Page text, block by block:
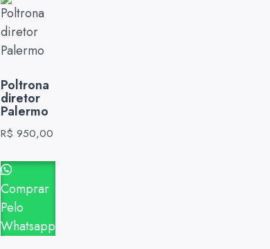
Poltrona
diretor
Palermo
R$ 950,00
Comprar
Pelo
Whatsapp